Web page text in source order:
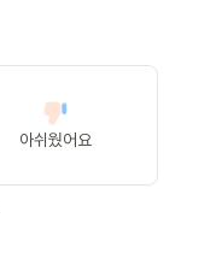
아쉬웠어요